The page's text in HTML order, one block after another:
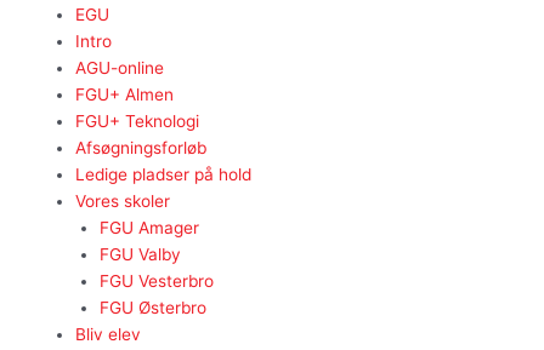
EGU
Intro
AGU-online
FGU+ Almen
FGU+ Teknologi
Afsøgningsforløb
Ledige pladser på hold
Vores skoler
FGU Amager
FGU Valby
FGU Vesterbro
FGU Østerbro
Bliv elev